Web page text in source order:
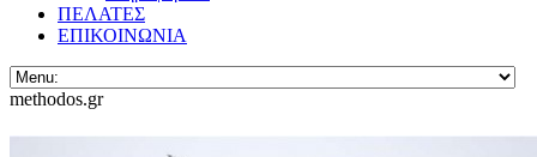
ΠΕΛΑΤΕΣ
ΕΠΙΚΟΙΝΩΝΙΑ
methodos.gr